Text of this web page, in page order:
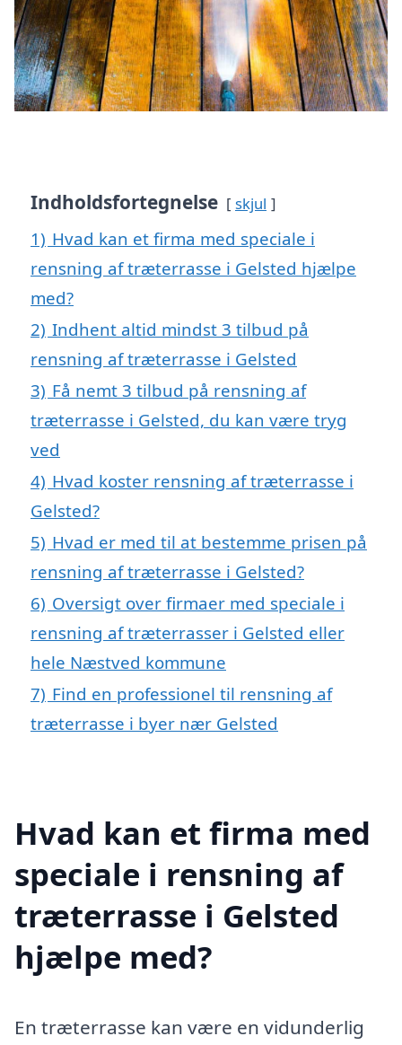
Indholdsfortegnelse skjul
1) Hvad kan et firma med speciale i
rensning af træterrasse i Gelsted hjælpe
med?
2) Indhent altid mindst 3 tilbud på
rensning af træterrasse i Gelsted
3) Få nemt 3 tilbud på rensning af
træterrasse i Gelsted, du kan være tryg
ved
4) Hvad koster rensning af træterrasse i
Gelsted?
5) Hvad er med til at bestemme prisen på
rensning af træterrasse i Gelsted?
6) Oversigt over firmaer med speciale i
rensning af træterrasser i Gelsted eller
hele Næstved kommune
7) Find en professionel til rensning af
træterrasse i byer nær Gelsted
Hvad kan et firma med
speciale i rensning af
træterrasse i Gelsted
hjælpe med?
En træterrasse kan være en vidunderlig